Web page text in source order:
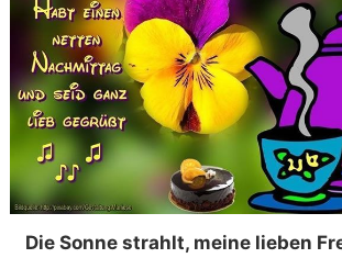
Die Sonne strahlt, meine lieben